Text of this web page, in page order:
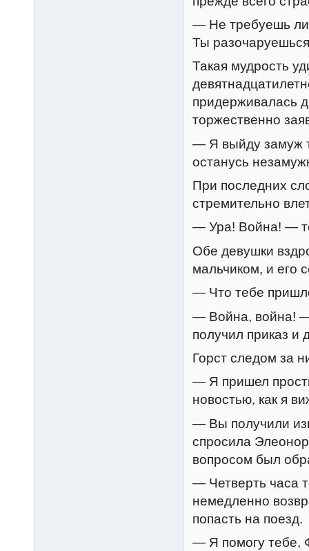
— Не требуешь ли
Ты
Такая мудрость
придерживалась
торжественно
— Я выйду замуж
останусь
При последних
стремительно
— Ура! Война! —
Обе девушки
мальчиком, и его
— Что тебе
— Война, война! —
получил приказ и
Горст следом за
— Я пришел
новостью, как я
— Вы получили
спросила
вопросом был
— Четверть часа
немедленно
попасть на поезд.
— Я помогу тебе,